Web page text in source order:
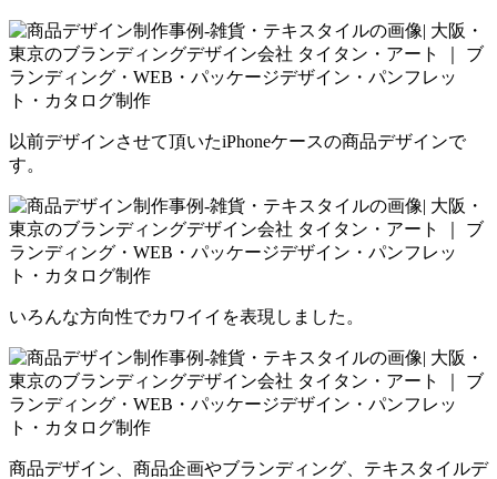
以前デザインさせて頂いたiPhoneケースの商品デザインで
す。
いろんな方向性でカワイイを表現しました。
商品デザイン、商品企画やブランディング、テキスタイルデ